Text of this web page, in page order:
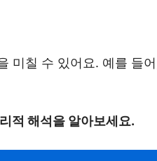
미칠 수 있어요. 예를 들
적 해석을 알아보세요.